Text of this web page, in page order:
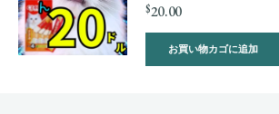
$20.00
お買い物カゴに追加